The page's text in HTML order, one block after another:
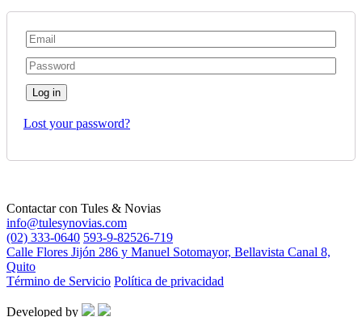
Log in
Lost your password?
Contactar con Tules & Novias
info@tulesynovias.com
(02) 333-0640 593-9-82526-719
Calle Flores Jijón 286 y Manuel Sotomayor, Bellavista Canal 8,
Quito
Término de Servicio Política de privacidad
Developed by